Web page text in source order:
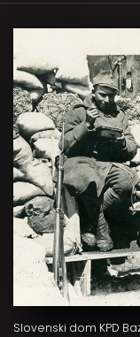
Slovenski dom KPD